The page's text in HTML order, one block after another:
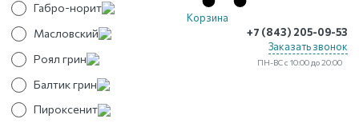
Корзина
+7 (843) 205-09-53
Заказать звонок
ПН-ВС с 10:00 до 20:00
Габро-норит
Масловский
Роял грин
Балтик грин
Пироксенит